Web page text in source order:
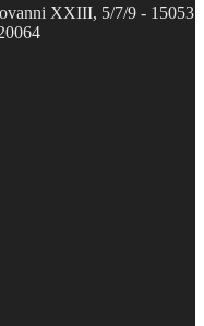
XXIII, 5/7/9 - 15053